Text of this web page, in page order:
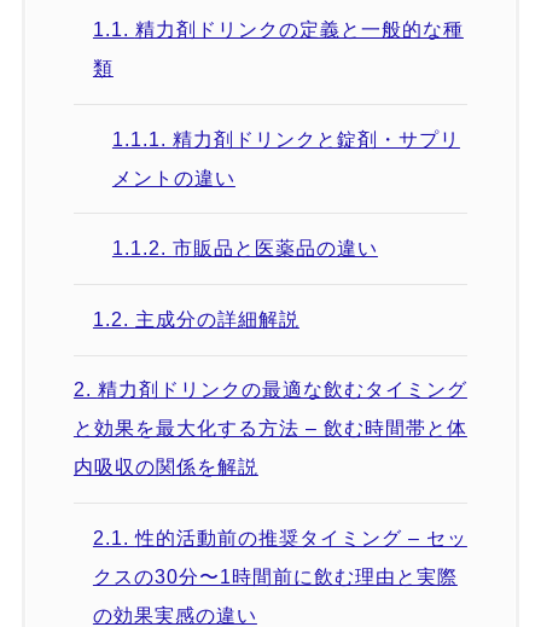
1.1. 精力剤ドリンクの定義と一般的な種
類
1.1.1. 精力剤ドリンクと錠剤・サプリ
メントの違い
1.1.2. 市販品と医薬品の違い
1.2. 主成分の詳細解説
2. 精力剤ドリンクの最適な飲むタイミング
と効果を最大化する方法 – 飲む時間帯と体
内吸収の関係を解説
2.1.性的活動前の推奨タイミング – セッ
クスの30分〜1時間前に飲む理由と実際
の効果実感の違い